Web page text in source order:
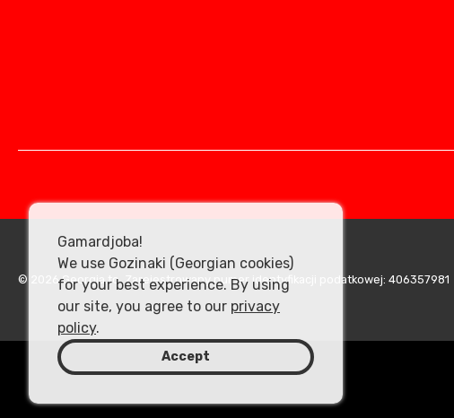
© 2026 Georgia.to. Zarejestrowany numer identyfikacji podatkowej: 406357981
Gamardjoba!
We use Gozinaki (Georgian cookies)
for your best experience. By using
our site, you agree to our privacy
policy.
Accept